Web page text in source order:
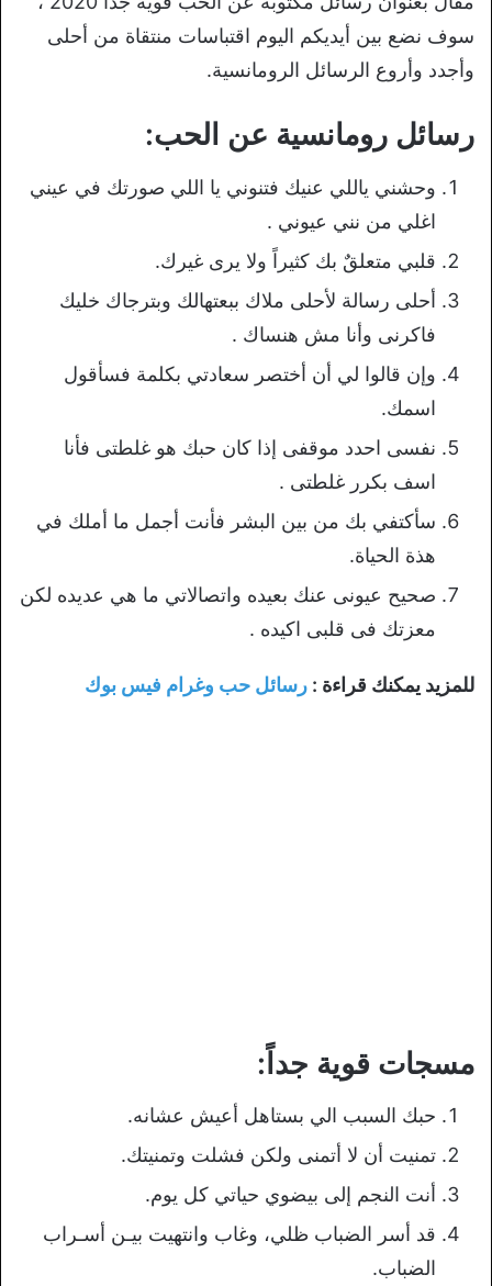
سوف نضع بين أيديكم اليوم اقتباسات منتقاة من أحلى
وأجدد وأروع الرسائل الرومانسية.
رسائل رومانسية عن الحب:
وحشني ياللي عنيك فتنوني يا اللي صورتك في عيني
اغلي من نني عيوني .
قلبي متعلقٌ بك كثيراً ولا يرى غيرك.
أحلى رسالة لأحلى ملاك ببعتهالك وبترجاك خليك
فاكرنى وأنا مش هنساك .
وإن قالوا لي أن أختصر سعادتي بكلمة فسأقول
اسمك.
نفسى احدد موقفى إذا كان حبك هو غلطتى فأنا
اسف بكرر غلطتى .
سأكتفي بك من بين البشر فأنت أجمل ما أملك في
هذة الحياة.
صحيح عيونى عنك بعيده واتصالاتي ما هي عديده لكن
معزتك فى قلبى اكيده .
للمزيد يمكنك قراءة : رسائل حب وغرام فيس بوك
مسجات قوية جداً:
حبك السبب الي بستاهل أعيش عشانه.
تمنيت أن لا أتمنى ولكن فشلت وتمنيتك.
أنت النجم إلى بيضوي حياتي كل يوم.
قد أسر الضباب ظلي، وغاب وانتهيت بيـن أسـراب
الضباب.